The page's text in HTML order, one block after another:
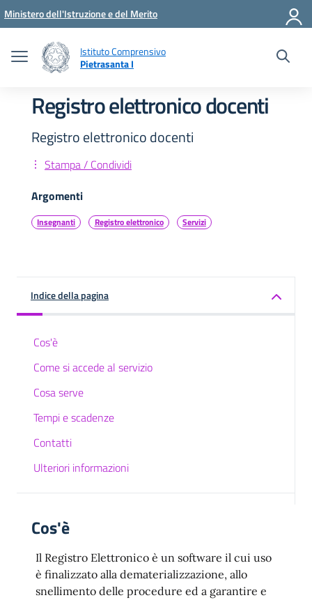
Vai ai contenuti
Vai al menu di navigazione
Vai al footer
Ministero dell'Istruzione e del Merito
Istituto Comprensivo
Pietrasanta I
Registro elettronico docenti
Registro elettronico docenti
Stampa / Condividi
Argomenti
Insegnanti Registro elettronico Servizi
Indice della pagina
Cos'è
Come si accede al servizio
Cosa serve
Tempi e scadenze
Contatti
Ulteriori informazioni
Cos'è
Il Registro Elettronico è un software il cui uso
è finalizzato alla dematerializzazione, allo
snellimento delle procedure ed a garantire e